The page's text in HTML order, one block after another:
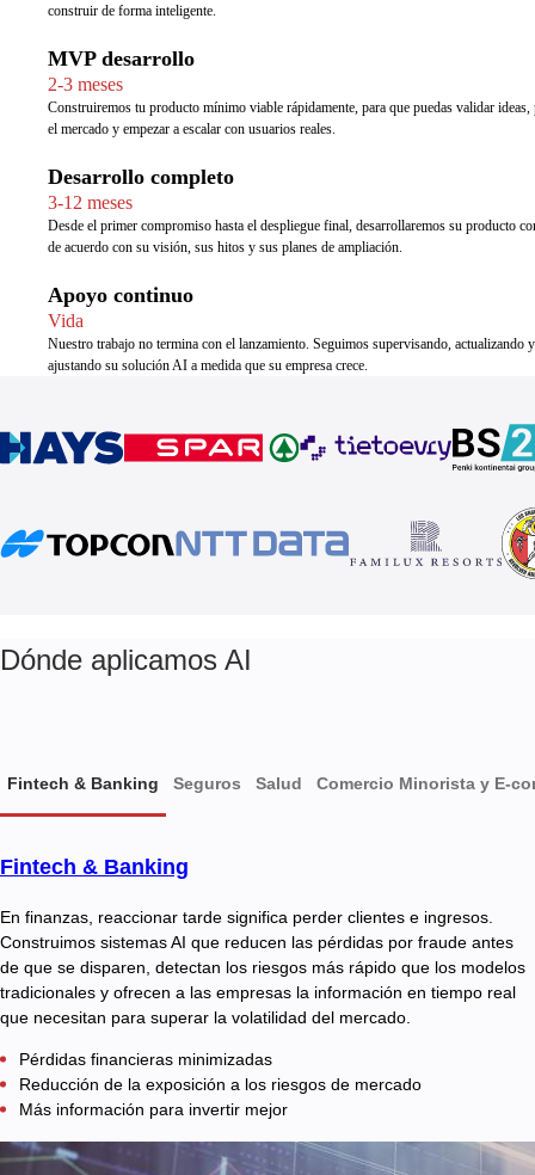
construir de forma inteligente.
MVP desarrollo
2-3 meses
Construiremos tu producto mínimo viable rápidamente, para que puedas validar ideas,
el mercado y empezar a escalar con usuarios reales.
Desarrollo completo
3-12 meses
Desde el primer compromiso hasta el despliegue final, desarrollaremos su producto
de acuerdo con su visión, sus hitos y sus planes de ampliación.
Apoyo continuo
Vida
Nuestro trabajo no termina con el lanzamiento. Seguimos supervisando, actualizando y
ajustando su solución AI a medida que su empresa crece.
Dónde aplicamos AI
Fintech & Banking Seguros Salud Comercio Minorista y E-
Fintech & Banking
En finanzas, reaccionar tarde significa perder clientes e ingresos.
Construimos sistemas AI que reducen las pérdidas por fraude antes
de que se disparen, detectan los riesgos más rápido que los modelos
tradicionales y ofrecen a las empresas la información en tiempo real
que necesitan para superar la volatilidad del mercado.
Pérdidas financieras minimizadas
Reducción de la exposición a los riesgos de mercado
Más información para invertir mejor